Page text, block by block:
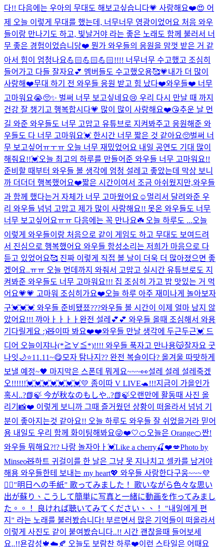
다!! 다음에는 우아의 무대도 해보고싶습니다💗 사랑해요❤️😍 어
제 오늘 이렇게 무대를 했는데, 너무너무 영광이었어요 처음 와우
들이랑 만나기도 하고, 빛날거야 라는 좋은 노래도 함께 불러서 너
무 좋은 경험이었습니당❤️ 뭔가 와우들의 응원을 맘껏 받은 거 같
아서 힘이 엄청나요💪🏻💪🏻💪🏻!!!! 너무너무 수고했고 조심히
들어가고 다들 잘자요💕 멤버들도 수고했오용🥰💗내가 더 많이
사랑해❤️무대 하기 전 와우들 응원 받고 힘 났다❤️와우들❤️ 너무
고마워요😭🥺✨ 벌써 너무 보고싶네요😢 우리 다시 만날 때 까지
건강 잘 챙기고 행복합시다💗 많이 많이 사랑해요❤️😘추운 날 먼
길 와준 와우들도 너무 고맙고 유튜브로 지켜봐주고 응원해준 와
우들도 다 너무 고마워요💓 한시간 너무 짧은 것 같아요🥺벌써 너
무 보고싶어ㅠㅜㅠ 오늘 너무 재밌었어요 내일 공연도 기대 많이
해줘요!!💓오늘 최고의 하루를 만들어준 와우들 너무 고마워요!!
준비할 때부터 와우들 볼 생각에 엄청 설레고 좋았는데 막상 보니
까 더더더 행복했어요❤️짧은 시간이여서 조금 아쉬웠지만,와우들
과 함께 했다는거 자체가 너무 고마웠어요☺️멀리서 달려와준 우
리 와우들 넘넘 고맙고 제가 많이 사랑해요!! 못온 와우들도 너무
너무 보고싶어요ㅠㅠ 다음에는 꼭 만나요☘️ 오늘 하루도 ...오늘
이렇게 와우들이랑 처음으로 같이 게임도 하고 무대도 보여드려
서 진심으로 행복했어요 와우들 함성소리는 저희가 마음으로 다
듣고 있었어요🥰 진짜 이렇게 직접 볼 날이 더욱 더 많아졌으면 좋
겠어요..ㅠㅠ 오늘 먼데까지 와줘서 고맙고 실시간 유튜브로도 지
켜봐준 와우들도 너무 고마워요!!! 집 조심히 가고 밥 맛있는 거 먹
어요💗💗 고마워 조심히가요❤️오늘 하루 아주 재미나게 놀아보자
구💓💓💓 와우들 준비됐쬬???와우들 볼 시간이 이제 얼마 남지 않
았어요!!! 꺄아ㅏㅏㅏㅏ완전 설레💕💕 와우들 올때 조심해서 와용
기다릴게요 :)🧸이따 봐요❤️❤️와우들 만날 생각에 두근두근💓 드
디어 오늘이쟈나(*≧∀≦*)!!!! 와우들 푹자고 만나용😽잘자요 굿
나잇🌙⭐️11.11~😋모자 탐나지?? 완전 복슬이다? 올겨울 따땃하게
보낼 예정~🖤 마지막은 스폰데 뭐게요~~~👀설레 설레 설레죽겠
오!!!!!!💓💓💓💓💓💓💓💛 좀이따 V LIVE🐢!!!지금이 가을인가
혹시..?📗🍃 今が秋なのもしや..?📗🍃오랜만에 활동때 사진 올
리기📸❤️ 이렇게 보니까 그때 즐거웠던 상황이 떠올라서 넘넘 기
분이 좋아지는것 같아요!! 오늘 하루도 와우들 잘 쉬었을거라 믿어
용 내일도 우리 함께 화이팅해봐요😜❤️🤍🍊오늘은 Orange🍊짠!
와우들 뭐해요?!? 나랑 놀자아ㅏ💓Like a cherry🍒❤️💋Photo by
Minseo🧸하트 귀걸이를 한 날은 그냥 못 지나치고 셀카를 남겨야
해용 와우들한테 보내는 my heart💖 와우들 사랑한다구웅~~~💜
🙆‍♀️"明日への手紙" 歌ってみました！ 歌いながら色々な思い
出が蘇り、こうして簡単に写真と一緒に動画を作ってみまし
た。。！ 良ければ聴いてみてください、、！ "내일에게 편
지" 라는 노래를 불러봤습니다! 부르면서 많은 기억들이 떠올라서
이렇게 사진도 같이 붙여봤습니다..!! 시간 괜찮을때 들어보세
요..!!욘감성🍁☁️🍂 오늘도 보람찬 하루❤️이런 스타일은 어때요